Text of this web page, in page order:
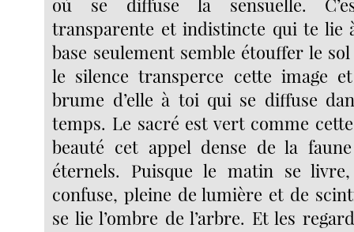
où se diffuse la sensuelle.
transparente et indistincte qui te lie
base seulement semble étouffer le
le silence transperce cette image
brume d’elle à toi qui se diffuse
temps. Le sacré est vert comme
beauté cet appel dense de la
éternels. Puisque le matin se
confuse, pleine de lumière et de
se lie l’ombre de l’arbre. Et les